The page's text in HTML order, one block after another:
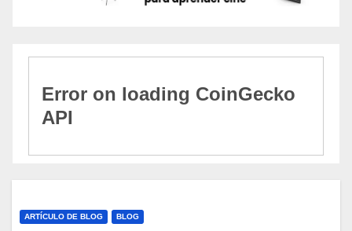
ARTÍCULO DE BLOG BLOG